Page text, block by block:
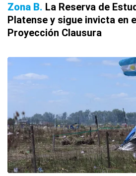
Zona B La Reserva de
Platense y sigue invicta en
Proyección Clausura